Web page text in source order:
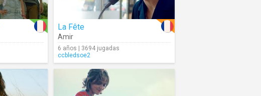
La Fête
Amir
6 años | 3694 jugadas
ccbledsoe2